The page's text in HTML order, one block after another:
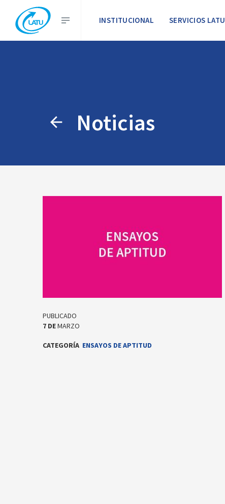
INSTITUCIONAL SERVICIOS LATU
Noticias
PUBLICADO
7 DEMARZO
CATEGORÍA ENSAYOS DE APTITUD